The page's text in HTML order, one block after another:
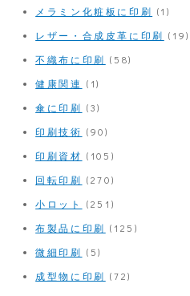
メラミン化粧板に印刷 (1)
レザー・合成皮革に印刷 (19)
不織布に印刷 (58)
健康関連 (1)
傘に印刷 (3)
印刷技術 (90)
印刷資材 (105)
回転印刷 (270)
小ロット
(251)
布製品に印刷 (125)
微細印刷 (5)
成型物に印刷 (72)